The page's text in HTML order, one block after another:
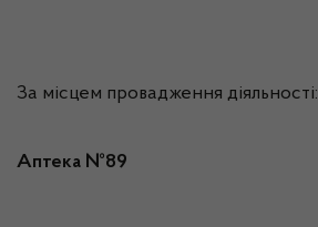
За місцем провадження діяльності:
Аптека №89